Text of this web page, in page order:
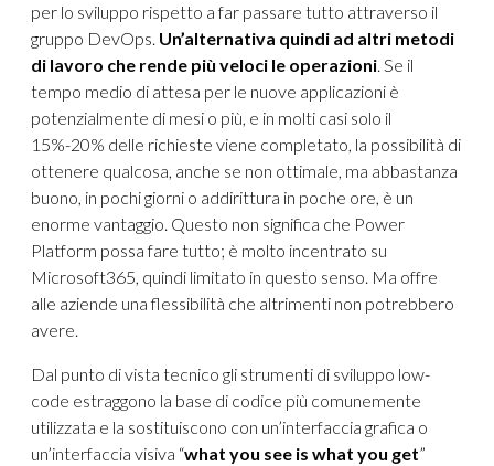
per lo sviluppo rispetto a far passare tutto attraverso il
gruppo DevOps. Un’alternativa quindi ad altri metodi
di lavoro che rende più veloci le operazioni. Se il
tempo medio di attesa per le nuove applicazioni è
potenzialmente di mesi o più, e in molti casi solo il
15%-20% delle richieste viene completato, la possibilità di
ottenere qualcosa, anche se non ottimale, ma abbastanza
buono, in pochi giorni o addirittura in poche ore, è un
enorme vantaggio. Questo non significa che Power
Platform possa fare tutto; è molto incentrato su
Microsoft365, quindi limitato in questo senso. Ma offre
alle aziende una flessibilità che altrimenti non potrebbero
avere.
Dal punto di vista tecnico gli strumenti di sviluppo low-
code estraggono la base di codice più comunemente
utilizzata e la sostituiscono con un’interfaccia grafica o
un’interfaccia visiva “what you see is what you get”